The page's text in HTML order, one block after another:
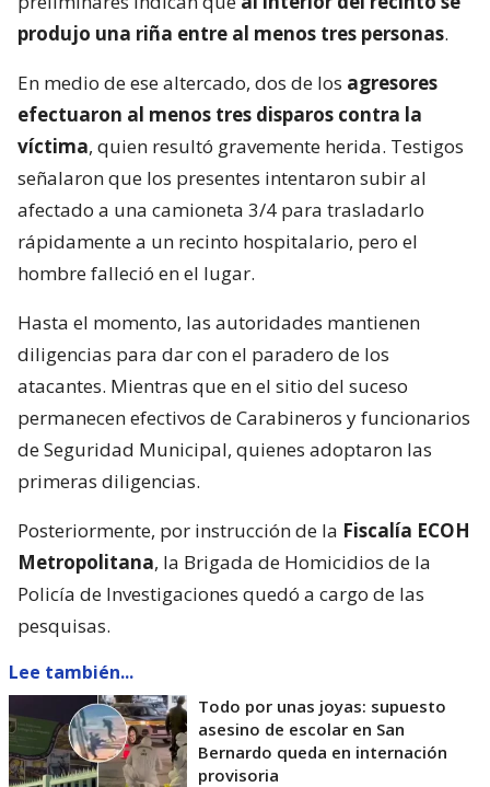
produjo una riña entre al menos tres personas.
En medio de ese altercado, dos de los agresores
efectuaron al menos tres disparos contra la
víctima, quien resultó gravemente herida. Testigos
señalaron que los presentes intentaron subir al
afectado a una camioneta 3/4 para trasladarlo
rápidamente a un recinto hospitalario, pero el
hombre falleció en el lugar.
Hasta el momento, las autoridades mantienen
diligencias para dar con el paradero de los
atacantes. Mientras que en el sitio del suceso
permanecen efectivos de Carabineros y funcionarios
de Seguridad Municipal, quienes adoptaron las
primeras diligencias.
Posteriormente, por instrucción de la Fiscalía ECOH
Metropolitana, la Brigada de Homicidios de la
Policía de Investigaciones quedó a cargo de las
pesquisas.
Lee también...
Todo por unas joyas: supuesto
asesino de escolar en San
Bernardo queda en internación
provisoria